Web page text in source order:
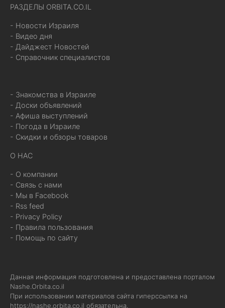
РАЗДЕЛЫ ORBITA.CO.IL
- Новости Израиля
- Видео дня
- Дайджест Новостей
- Справочник специалистов
- Знакомства в Израиле
- Доски объявлений
- Афиша выступлений
- Погода в Израиле
- Скидки и обзоры товаров
О НАС
- О компании
- Связь с нами
- Мы в Facebook
- Rss feed
- Privacy Policy
- Правила пользования
- Помощь по сайту
Данная информация подготовлена и предоставлена порталом
Nashe.Orbita.co.il
При использовании материалов сайта гиперссылка на
https://nashe.orbita.co.il обязательна.